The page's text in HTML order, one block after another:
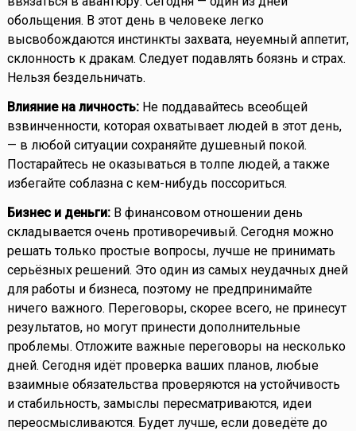
обольщения. В этот день в человеке легко
высвобождаются инстинкты захвата, неуемный аппетит,
склонность к дракам. Следует подавлять боязнь и страх.
Нельзя бездельничать.
Влияние на личность:Не поддавайтесь всеобщей
взвинченности, которая охватывает людей в этот день,
— в любой ситуации сохраняйте душевный покой.
Постарайтесь не оказываться в толпе людей, а также
избегайте соблазна с кем-нибудь поссориться.
Бизнес и деньги:В финансовом отношении день
складывается очень противоречивый. Сегодня можно
решать только простые вопросы, лучше не принимать
серьёзных решений. Это один из самых неудачных дней
для работы и бизнеса, поэтому не предпринимайте
ничего важного. Переговоры, скорее всего, не принесут
результатов, но могут принести дополнительные
проблемы. Отложите важные переговоры на несколько
дней. Сегодня идёт проверка ваших планов, любые
взаимные обязательства проверяются на устойчивость
и стабильность, замыслы пересматриваются, идеи
переосмысливаются. Будет лучше, если доведёте до